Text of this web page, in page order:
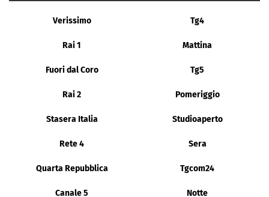
Verissimo Tg4
Rai 1 Mattina
Fuori dal Coro Tg5
Rai 2 Pomeriggio
Stasera Italia Studioaperto
Rete 4 Sera
Quarta Repubblica Tgcom24
Canale 5 Notte